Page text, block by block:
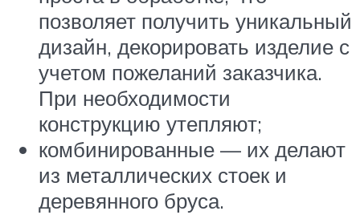
позволяет получить уникальный
дизайн, декорировать изделие с
учетом пожеланий заказчика.
При необходимости
конструкцию утепляют;
комбинированные — их делают
из металлических стоек и
деревянного бруса.